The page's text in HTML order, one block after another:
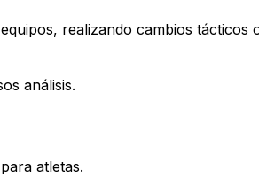
realizando cambios tácticos
análisis.
atletas.